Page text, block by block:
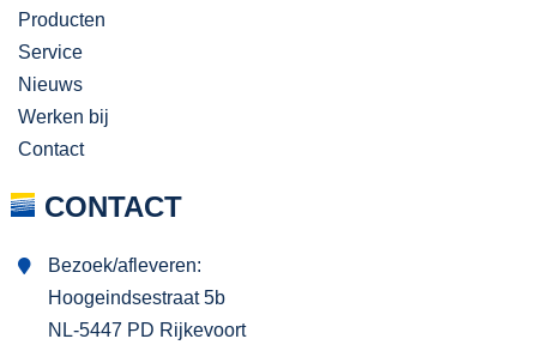
Producten
Service
Nieuws
Werken bij
Contact
CONTACT
Bezoek/afleveren:
Hoogeindsestraat 5b
NL-5447 PD Rijkevoort